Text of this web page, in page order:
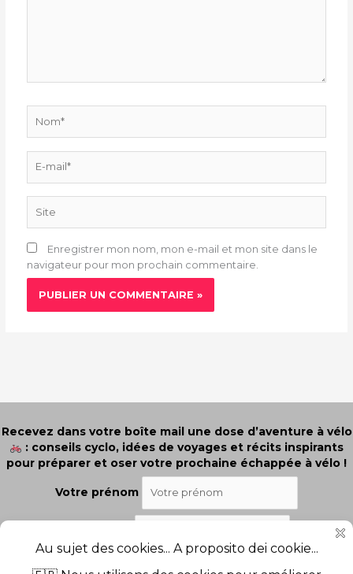
mail*
Enregistrer mon nom, mon e-mail et mon site dans le
navigateur pour mon prochain commentaire.
Recevez dans votre boîte mail une dose d’aventure à vélo
: conseils cyclo, idées de voyages et récits inspirants
pour préparer et oser votre prochaine échappée à vélo !
Votre prénom